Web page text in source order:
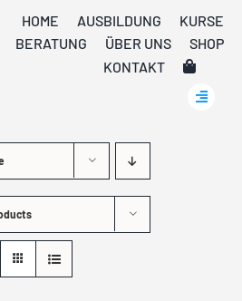
HOME AUSBILDUNG
KURSE
BERATUNG
ÜBER UNS
SHOP
KONTAKT